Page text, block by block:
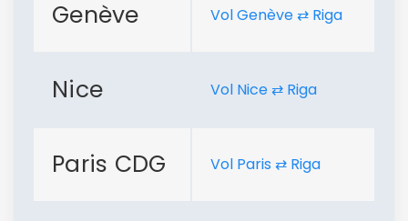
Genève Vol Genève ⇄ Riga
Nice Vol Nice ⇄ Riga
Paris CDG Vol Paris ⇄ Riga